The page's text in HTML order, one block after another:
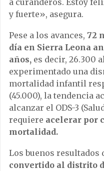
y fuerte», asegura.
Pese a los avances, 72
día en Sierra Leona
años, es decir, 26.300
experimentado una
mortalidad infantil
(45.000), la tendencia
alcanzar el ODS-3
requiere acelerar por
mortalidad.
Los buenos resultados
convertido al distrito